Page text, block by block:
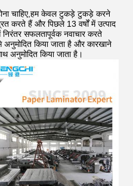
चाहिए,हम केवल टुकड़े टुकड़े करने
करते हैं और पिछले 13 वर्षों में उत्पाद
सफलतापूर्वक नवाचार करते
अनुमोदित किया जाता है और कारखाने
अनुमोदित किया जाता है।